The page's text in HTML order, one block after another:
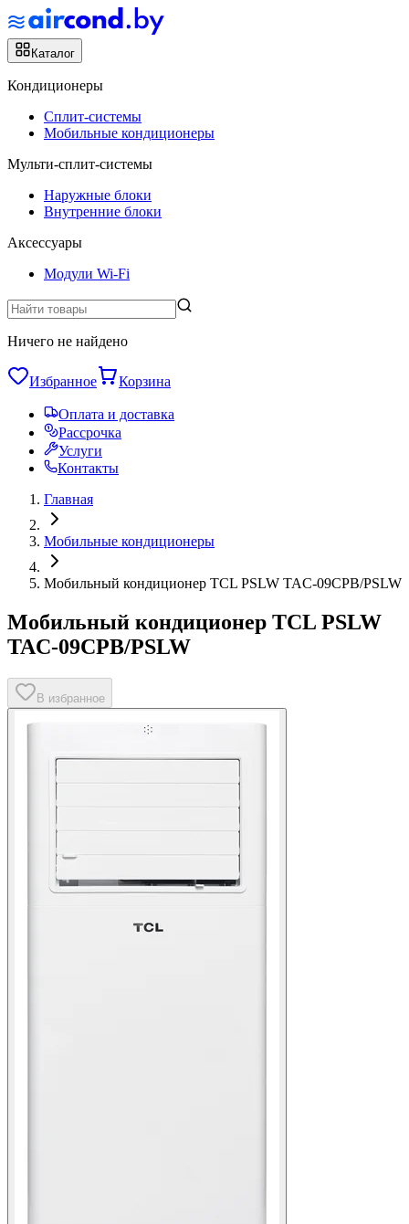
Каталог
Кондиционеры
Сплит-системы
Мобильные кондиционеры
Мульти-сплит-системы
Наружные блоки
Внутренние блоки
Аксессуары
Модули Wi-Fi
Ничего не найдено
Избранное Корзина
Оплата и доставка
Рассрочка
Услуги
Контакты
Главная
Мобильные кондиционеры
Мобильный кондиционер TCL PSLW TAC-09CPB/PSLW
Мобильный кондиционер TCL PSLW
TAC-09CPB/PSLW
В избранное